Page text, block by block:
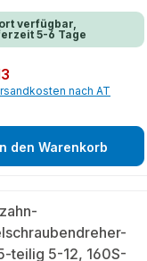
verfügbar,
5-6 Tage
nach AT
den Warenkorb